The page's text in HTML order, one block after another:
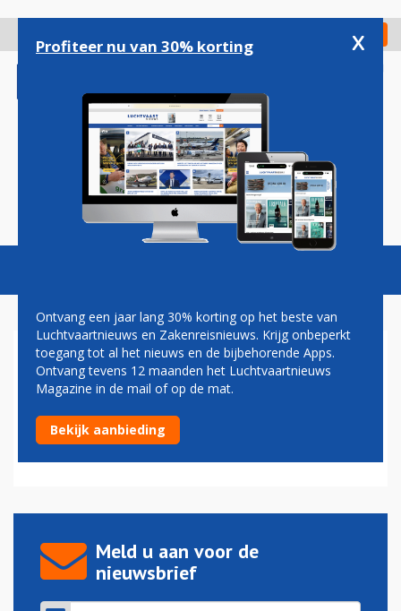
gaan
Check in
Magazine Podcasts Vacatures
LAM
Boeing 737 mogelijk op drone gebotst
06-01-2017 - 15:25
Meld u aan voor de
nieuwsbrief
Profiteer nu van 30% korting x
Ontvang een jaar lang 30% korting op het beste van
Luchtvaartnieuws en Zakenreisnieuws. Krijg onbeperkt
toegang tot al het nieuws en de bijbehorende Apps.
Ontvang tevens 12 maanden het Luchtvaartnieuws
Magazine in de mail of op de mat.
Bekijk aanbieding